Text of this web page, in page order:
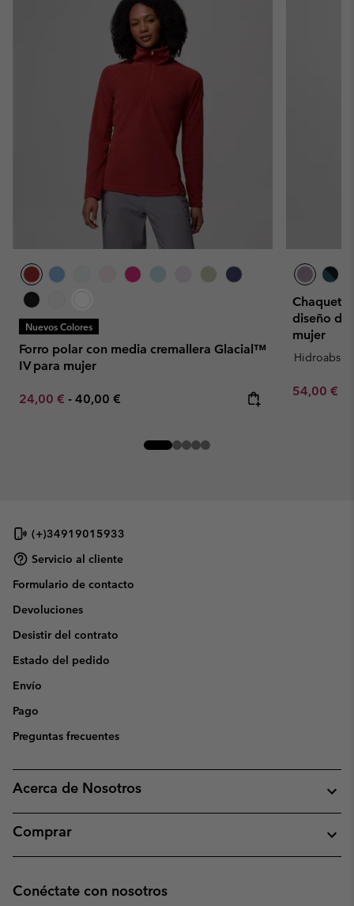
Nuevos Colores
Forro polar con media cremallera Glacial™
IV para mujer
Minimum sale price:
24,00 € - Maximum price:
40,00 €
Chaqueta
diseño de
mujer
Minimum
54,00 €
(+)34919015933
Servicio al cliente
Formulario de contacto
Devoluciones
Desistir del contrato
Estado del pedido
Envío
Pago
Preguntas frecuentes
Acerca de Nosotros
Comprar
Conéctate con nosotros